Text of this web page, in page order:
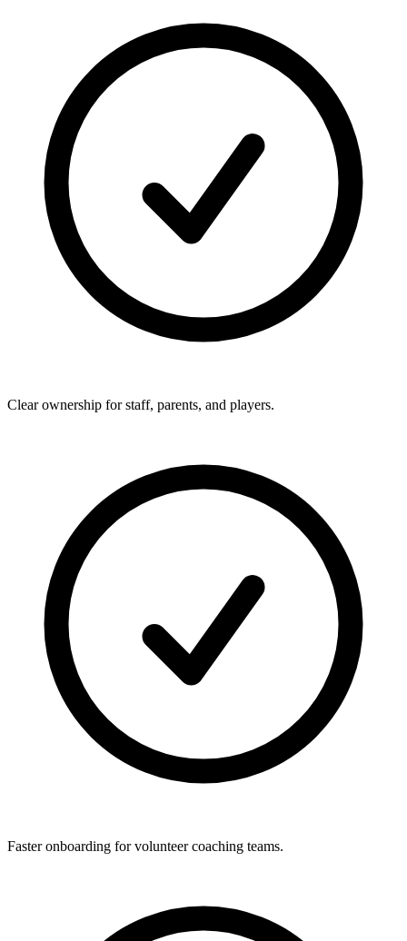
Clear ownership for staff, parents, and players.
Faster onboarding for volunteer coaching teams.